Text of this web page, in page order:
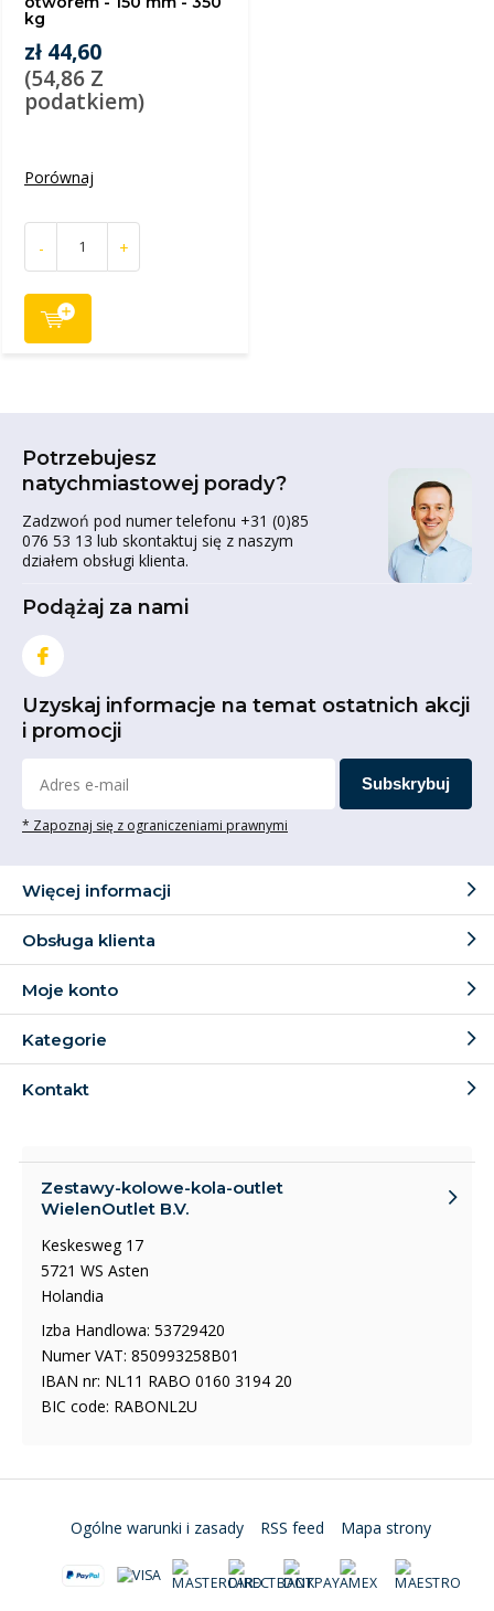
kg
zł 44,60
(54,86 Z
podatkiem)
Porównaj
- +
Potrzebujesz
natychmiastowej porady?
Zadzwoń pod numer telefonu +31 (0)85
076 53 13 lub skontaktuj się z naszym
działem obsługi klienta.
Podążaj za nami
Uzyskaj informacje na temat ostatnich akcji
i promocji
Subskrybuj
* Zapoznaj się z ograniczeniami prawnymi
Więcej informacji
Obsługa klienta
Moje konto
Kategorie
Kontakt
Zestawy-kolowe-kola-outlet
WielenOutlet B.V.
Keskesweg 17
5721 WS Asten
Holandia
Izba Handlowa: 53729420
Numer VAT: 850993258B01
IBAN nr: NL11 RABO 0160 3194 20
BIC code: RABONL2U
Ogólne warunki i zasady RSS feed Mapa strony